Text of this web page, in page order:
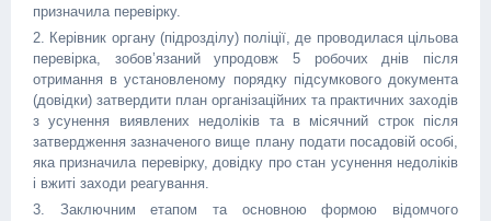
призначила перевірку.
2. Керівник органу (підрозділу) поліції, де проводилася цільова
перевірка, зобов’язаний упродовж 5 робочих днів після
отримання в установленому порядку підсумкового документа
(довідки) затвердити план організаційних та практичних заходів
з усунення виявлених недоліків та в місячний строк після
затвердження зазначеного вище плану подати посадовій особі,
яка призначила перевірку, довідку про стан усунення недоліків
і вжиті заходи реагування.
3. Заключним етапом та основною формою відомчого